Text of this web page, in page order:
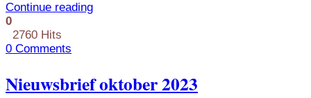
Continue reading
0
2760 Hits
0 Comments
Nieuwsbrief oktober 2023